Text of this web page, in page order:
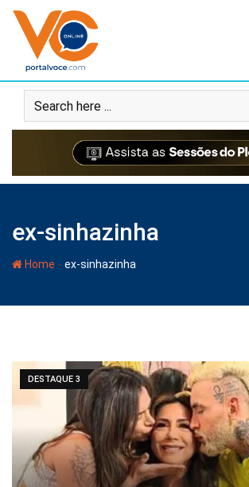
ex-sinhazinha
Home - ex-sinhazinha
DESTAQUE 3